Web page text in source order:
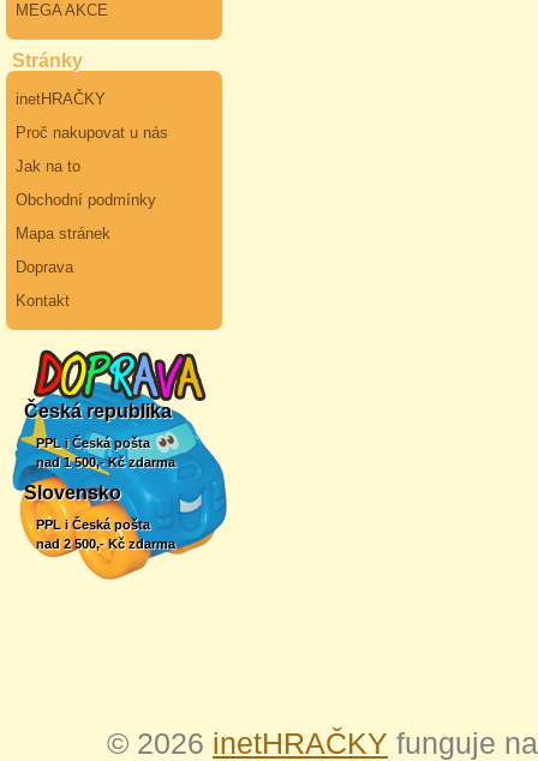
MEGA AKCE
Stránky
inetHRAČKY
Proč nakupovat u nás
Jak na to
Obchodní podmínky
Mapa stránek
Doprava
Kontakt
Česká republika
PPL i Česká pošta
nad 1 500,- Kč zdarma
Slovensko
PPL i Česká pošta
nad 2 500,- Kč zdarma
© 2026 inetHRAČKY funguje